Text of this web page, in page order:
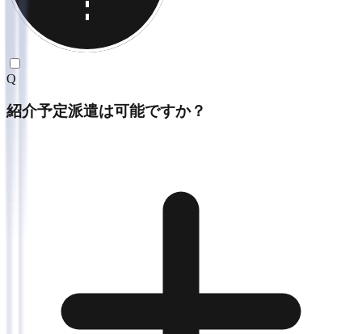
Q
紹介予定派遣は可能ですか？